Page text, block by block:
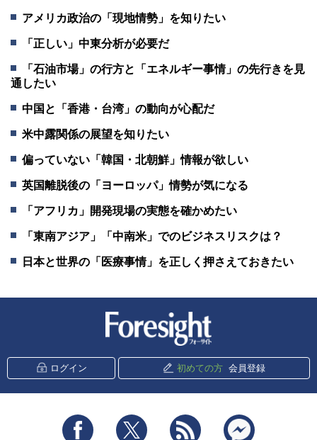
アメリカ政治の「現地情勢」を知りたい
「正しい」中東分析が必要だ
「石油市場」の行方と「エネルギー事情」の先行きを見
通したい
中国と「香港・台湾」の動向が心配だ
米中露関係の展望を知りたい
偏っていない「韓国・北朝鮮」情報が欲しい
英国離脱後の「ヨーロッパ」情勢が気になる
「アフリカ」開発現場の実態を確かめたい
「東南アジア」「中南米」でのビジネスリスクは？
日本と世界の「医療事情」を正しく押さえておきたい
ログイン 初めての方 会員登録
Facebook Twitter RSS